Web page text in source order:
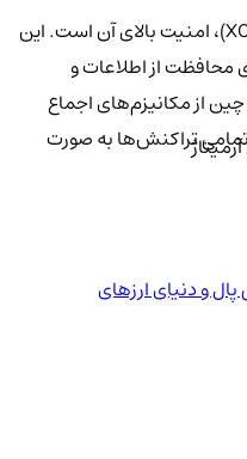
یکی از ویژگی‌های برجسته ارز چین (XCN)، امنیت بالای آن است. این
محافظت از اطلاعات و
از مکانیزم‌های اجماع
تراکنش‌ها به صورت
و دنیای ارزهای